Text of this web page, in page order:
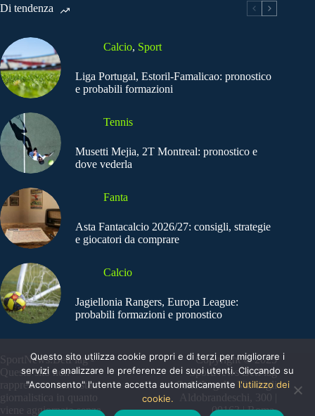
Di tendenza
Calcio, Sport
Liga Portugal, Estoril-Famalicao: pronostico
e probabili formazioni
Tennis
Musetti Mejia, 2T Montreal: pronostico e
dove vederla
Fanta
Asta Fantacalcio 2026/27: consigli, strategie
e giocatori da comprare
Calcio
Jagiellonia Rangers, Europa League:
probabili formazioni e pronostico
SportNews.BetFlag -
Questo sito non
rappresenta una testata
giornalistica in quanto
viene aggiornato senza
Copyright © 2025
SportNews BetFlag
Sede Legale: Via degli
Aldobrandeschi, 300 |
00163 | Roma
Questo sito utilizza cookie propri e di terzi per migliorare i
servizi e analizzare le preferenze dei suoi utenti. Cliccando su
"Acconsento" l'utente accetta automaticamente l'utilizzo dei
cookie.